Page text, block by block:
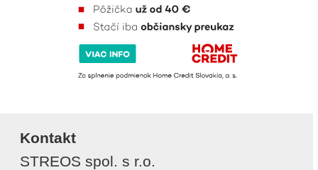
Kontakt
STREOS spol. s r.o.